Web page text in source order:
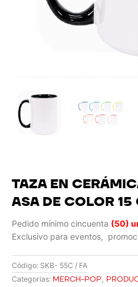
TAZA EN
ASA DE COLOR
Pedido mínimo cincuenta (50)
Exclusivo para eventos,
Código: SKB- 55C / FA
Categorias: MERCH-POP,